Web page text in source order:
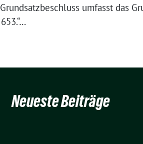
umfasst das
Neueste Beiträge